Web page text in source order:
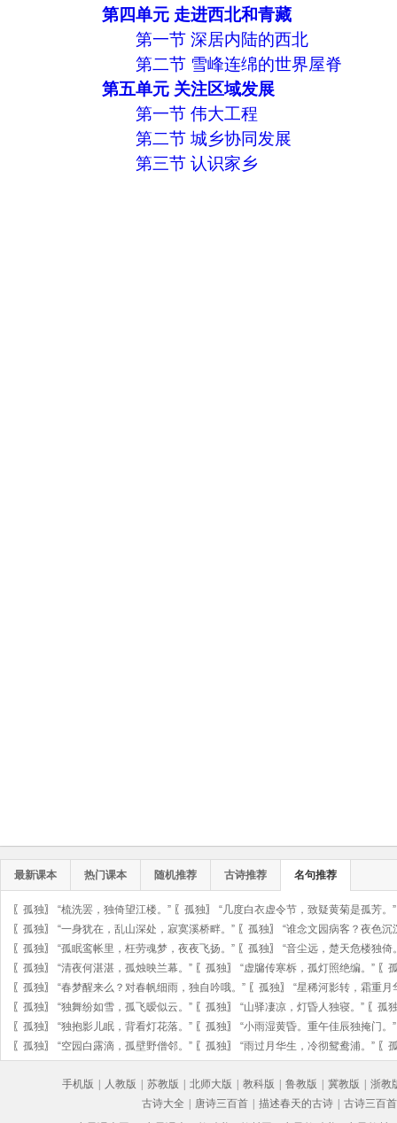
第四单元 走进西北和青藏
第一节 深居内陆的西北
第二节 雪峰连绵的世界屋脊
第五单元 关注区域发展
第一节 伟大工程
第二节 城乡协同发展
第三节 认识家乡
最新课本 热门课本 随机推荐 古诗推荐 名句推荐
〖 孤独〗 “梳洗罢，独倚望江楼。” 〖 孤独〗 “几度白衣虚令节，致疑黄菊是孤芳。”
〖 孤独〗 “一身犹在，乱山深处，寂寞溪桥畔。” 〖 孤独〗 “谁念文园病客？夜色沉
〖 孤独〗 “孤眠鸾帐里，枉劳魂梦，夜夜飞扬。” 〖 孤独〗 “音尘远，楚天危楼独倚
〖 孤独〗 “清夜何湛湛，孤烛映兰幕。” 〖 孤独〗 “虚牖传寒柝，孤灯照绝编。” 〖
〖 孤独〗 “春梦醒来么？对春帆细雨，独自吟哦。” 〖 孤独〗 “星稀河影转，霜重月
〖 孤独〗 “独舞纷如雪，孤飞暧似云。” 〖 孤独〗 “山驿凄凉，灯昏人独寝。” 〖 孤
〖 孤独〗 “独抱影儿眠，背看灯花落。” 〖 孤独〗 “小雨湿黄昏。重午佳辰独掩门。”
〖 孤独〗 “空园白露滴，孤壁野僧邻。” 〖 孤独〗 “雨过月华生，冷彻鸳鸯浦。” 〖
手机版 人教版 苏教版 北师大版 教科版 鲁教版 冀教版
浙教
古诗大全
唐诗三百首 描述春天的古诗
古诗三百首